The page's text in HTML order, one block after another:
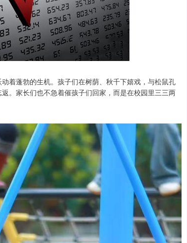
着蓬勃的生机。孩子们在树荫、秋千下嬉戏，与松鼠孔
。家长们也不急着催孩子们回家，而是在校园里三三两